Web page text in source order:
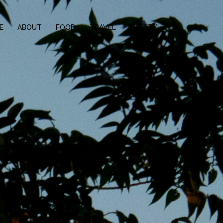
ABOUT FOOD TRAVEL LIFESTYLE